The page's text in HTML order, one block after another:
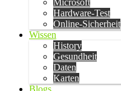
Microsoft
Hardware-Test
Online-Sicherheit
Wissen
History
Gesundheit
Daten
Karten
Blogs